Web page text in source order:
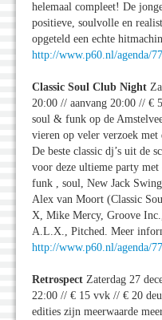
helemaal compleet! De
positieve, soulvolle en
opgeteld een echte
http://www.p60.nl/agenda/
Classic Soul Club Night
20:00 // aanvang 20:00 // €
soul & funk op de
vieren op veler verzoek met
De beste classic dj’s uit de
voor deze ultieme party met
funk , soul, New Jack
Alex van Moort (Classic
X, Mike Mercy, Groove
A.L.X., Pitched. Meer
http://www.p60.nl/agenda/
Retrospect Zaterdag 27
22:00 // € 15 vvk // € 20
edities zijn meerwaarde